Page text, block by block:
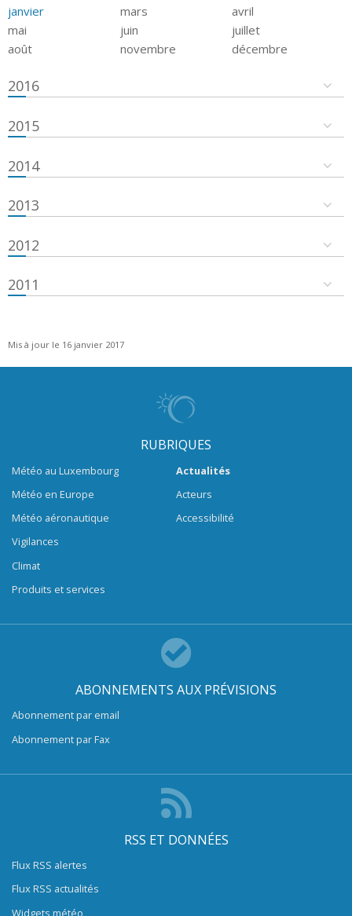
janvier mars
avril
mai
juin
juillet
août
novembre décembre
2016
2015
2014
2013
2012
2011
Mis à jour le 16 janvier 2017
RUBRIQUES
Météo au Luxembourg
Météo en Europe
Météo aéronautique
Vigilances
Climat
Produits et services
Actualités
Acteurs
Accessibilité
ABONNEMENTS AUX PRÉVISIONS
Abonnement par email
Abonnement par Fax
RSS ET DONNÉES
Flux RSS alertes
Flux RSS actualités
Widgets météo